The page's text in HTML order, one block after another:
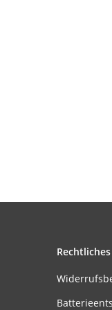
Rechtliches